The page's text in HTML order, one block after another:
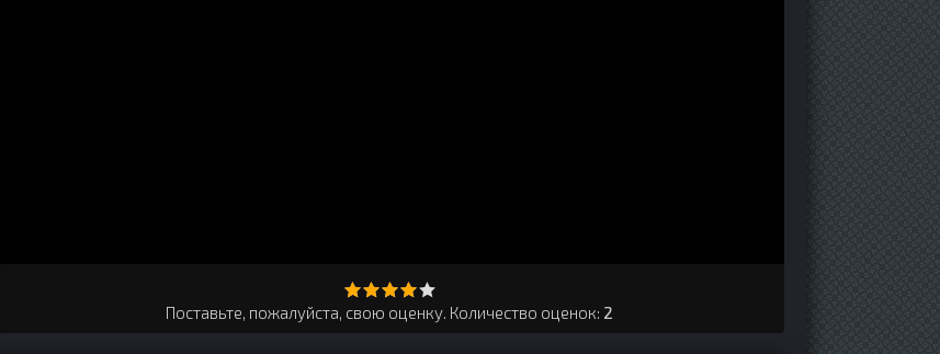
Поставьте, пожалуйста, свою оценку. Количество оценок: 2